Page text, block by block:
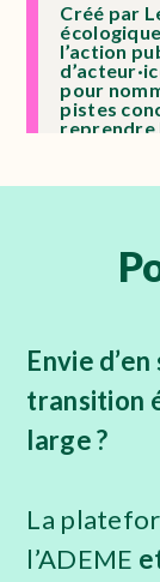
Créé par
l’action
pour
pistes
reprendre
sur les
lieu
Créé par
les clés
Envie
transition
large ?
La
l’ADEME